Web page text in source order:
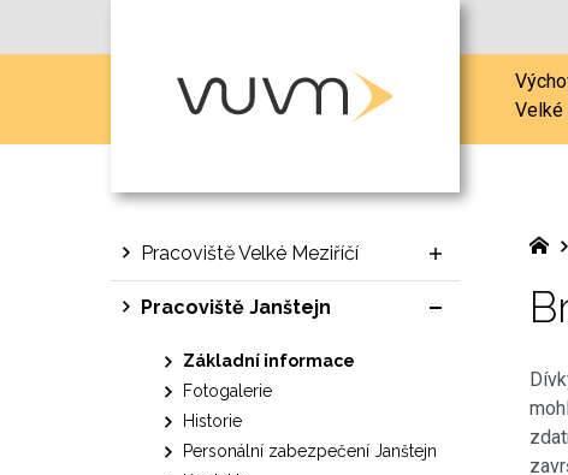
Pracoviště Velké Meziříčí
Pracoviště Janštejn
Základní informace
Fotogalerie
Historie
Personální zabezpečení Janštejn